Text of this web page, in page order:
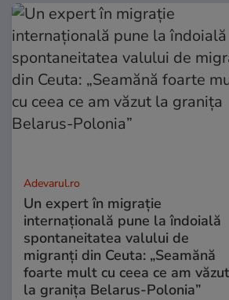
Adevarul.ro
Un expert în migrație
internațională pune la îndoială
spontaneitatea valului de
migranți din Ceuta: „Seamănă
foarte mult cu ceea ce am văzut
la granița Belarus-Polonia”